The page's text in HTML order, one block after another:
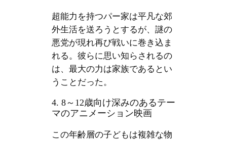
超能力を持つパー家は平凡な郊
外生活を送ろうとするが、謎の
悪党が現れ再び戦いに巻き込ま
れる。彼らに思い知らされるの
は、最大の力は家族であるとい
うことだった。
4. 8～12歳向け深みのあるテー
マのアニメーション映画
この年齢層の子どもは複雑な物